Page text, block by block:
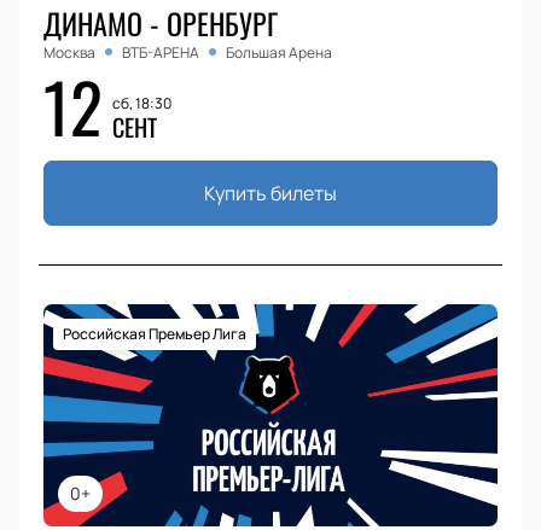
ДИНАМО - ОРЕНБУРГ
Москва ВТБ-АРЕНА Большая Арена
12 сб, 18:30
СЕНТ
Купить билеты
0+
Российская Премьер Лига